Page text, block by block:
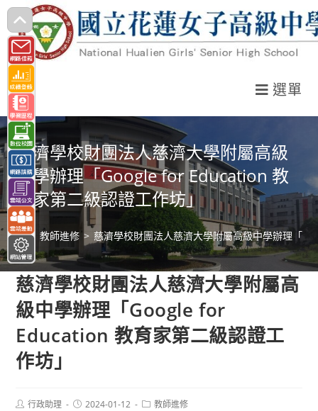
跳
轉
至
主
要
內
容
選單
慈濟學校財團法人慈濟大學附屬高級
中學辦理「Google for Education 教
育家第二級認證工作坊」
> 教師進修 > 慈濟學校財團法人慈濟大學附屬高級中學辦理「
慈濟學校財團法人慈濟大學附屬高
級中學辦理「Google for
Education 教育家第二級認證工
作坊」
Post行政助理
Post2024-01-12
Post教師進修